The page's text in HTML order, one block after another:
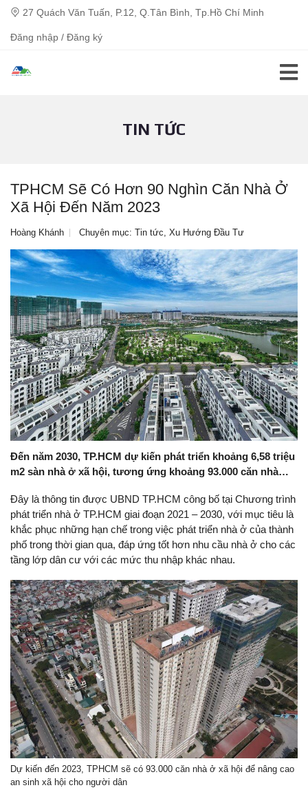
27 Quách Văn Tuấn, P.12, Q.Tân Bình, Tp.Hồ Chí Minh
Đăng nhập / Đăng ký
TIN TỨC
TPHCM Sẽ Có Hơn 90 Nghìn Căn Nhà Ở
Xã Hội Đến Năm 2023
Hoàng Khánh Chuyên mục: Tin tức, Xu Hướng Đầu Tư
Đến năm 2030, TP.HCM dự kiến phát triển khoảng 6,58 triệu
m2 sàn nhà ở xã hội, tương ứng khoảng 93.000 căn nhà…
Đây là thông tin được UBND TP.HCM công bố tại Chương trình
phát triển nhà ở TP.HCM giai đoạn 2021 – 2030, với mục tiêu là
khắc phục những hạn chế trong việc phát triển nhà ở của thành
phố trong thời gian qua, đáp ứng tốt hơn nhu cầu nhà ở cho các
tầng lớp dân cư với các mức thu nhập khác nhau.
Dự kiến đến 2023, TPHCM sẽ có 93.000 căn nhà ở xã hội để nâng cao
an sinh xã hội cho người dân